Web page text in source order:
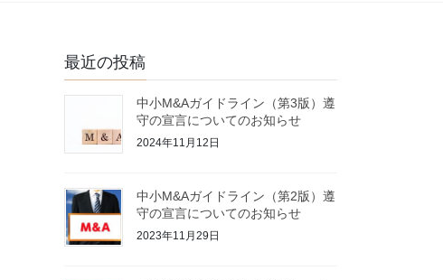
最近の投稿
中小M&Aガイドライン（第3版）遵
守の宣言についてのお知らせ
2024年11月12日
中小M&Aガイドライン（第2版）遵
守の宣言についてのお知らせ
2023年11月29日